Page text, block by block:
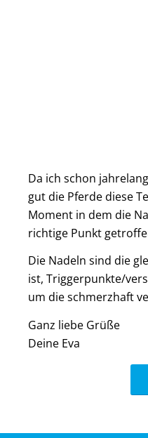
Da ich schon
gut die Pferde diese
Moment in dem die
richtige Punkt
Die Nadeln sind die
ist, Triggerpunkte/
um die schmerzhaft
Ganz liebe Grüße
Deine Eva